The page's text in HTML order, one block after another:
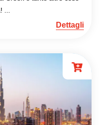
...
Dettagli